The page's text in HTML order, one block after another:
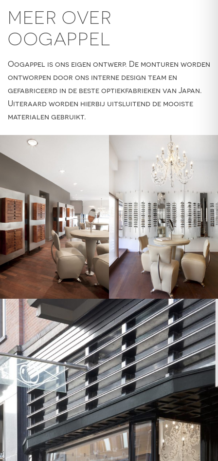
MEER OVER
OOGAPPEL
Oogappel is ons eigen ontwerp. De monturen worden
ontworpen door ons interne design team en
gefabriceerd in de beste optiekfabrieken van Japan.
Uiteraard worden hierbij uitsluitend de mooiste
materialen gebruikt.